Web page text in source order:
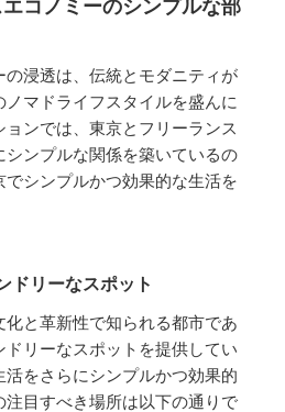
コノミーのシンプルな部
の浸透は、伝統とモダニティが
マドライフスタイルを盛んに
ョンでは、東京とフリーランス
シンプルな関係を築いているの
シンプルかつ効果的な生活を
ドリーなスポット
と革新性で知られる都市であ
ドリーなスポットを提供してい
活をさらにシンプルかつ効果的
注目すべき場所は以下の通りで